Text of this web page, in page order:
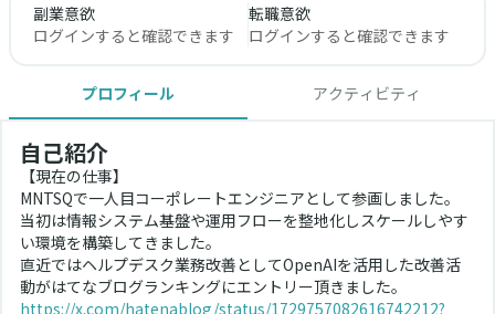
副業意欲
ログインすると確認できます
転職意欲
ログインすると確認できます
プロフィール アクティビティ
自己紹介
【現在の仕事】
MNTSQで一人目コーポレートエンジニアとして参画しました。
当初は情報システム基盤や運用フローを整地化しスケールしやす
い環境を構築してきました。
直近ではヘルプデスク業務改善としてOpenAIを活用した改善活
動がはてなブログランキングにエントリー頂きました。
https://x.com/hatenablog/status/1729757082616742212?